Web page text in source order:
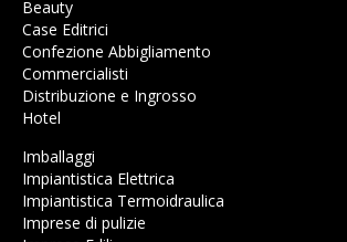
Beauty
Case Editrici
Confezione Abbigliamento
Commercialisti
Distribuzione e Ingrosso
Hotel
Imballaggi
Impiantistica Elettrica
Impiantistica Termoidraulica
Imprese di pulizie